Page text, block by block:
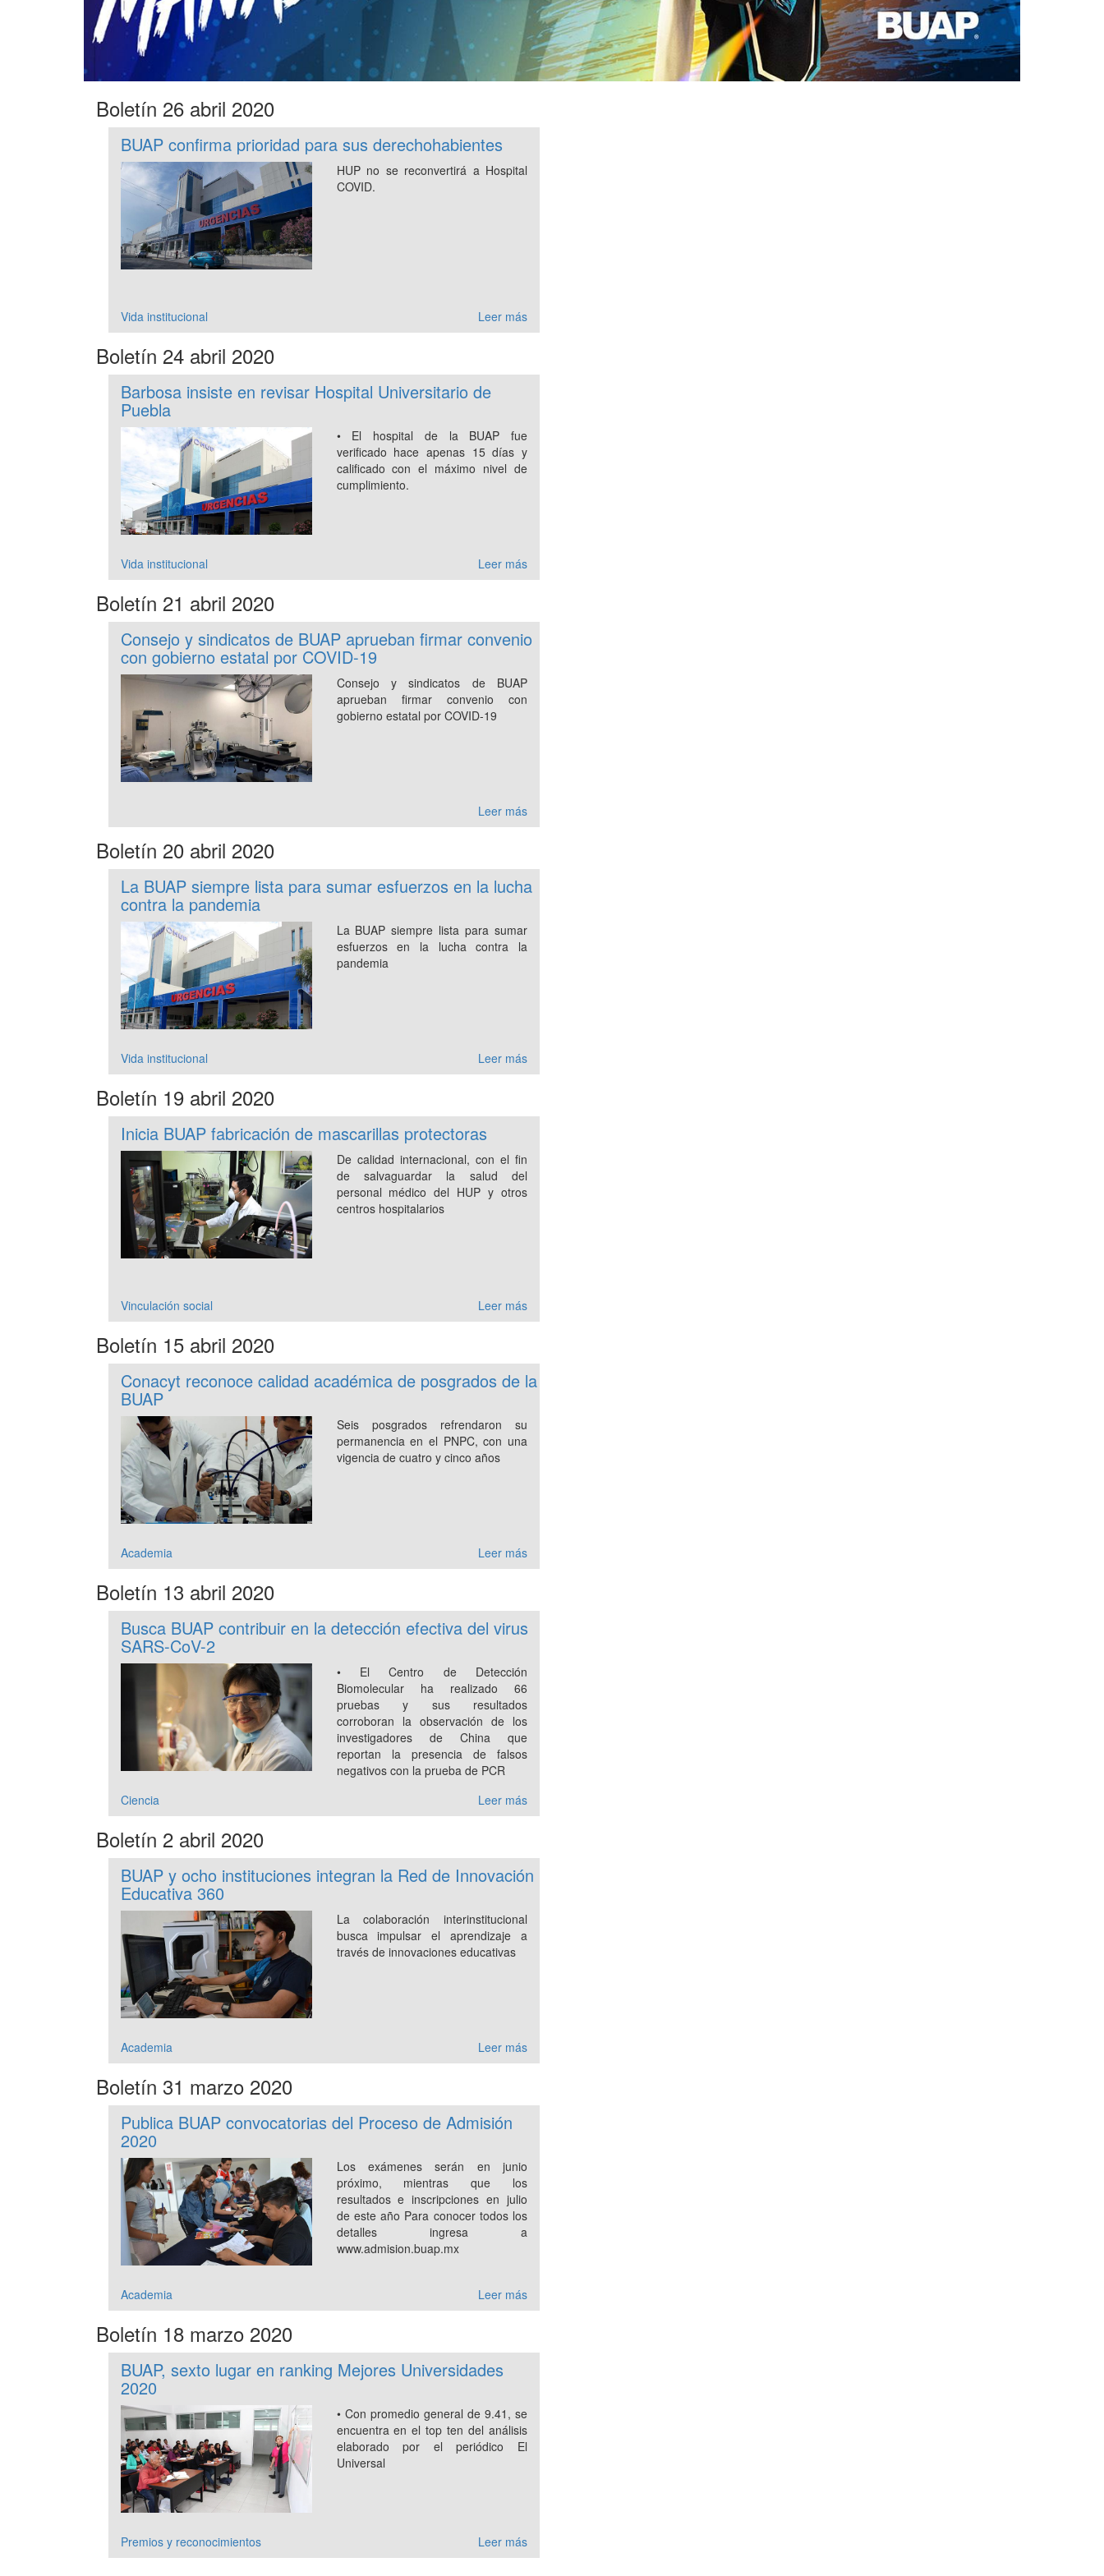
Boletín 26 abril 2020
BUAP confirma prioridad para sus derechohabientes
HUP no se reconvertirá a Hospital
COVID.
Vida institucional Leer más
Boletín 24 abril 2020
Barbosa insiste en revisar Hospital Universitario de
Puebla
• El hospital de la BUAP fue
verificado hace apenas 15 días y
calificado con el máximo nivel de
cumplimiento.
Vida institucional Leer más
Boletín 21 abril 2020
Consejo y sindicatos de BUAP aprueban firmar convenio
con gobierno estatal por COVID-19
Consejo y sindicatos de BUAP
aprueban firmar convenio con
gobierno estatal por COVID-19
Leer más
Boletín 20 abril 2020
La BUAP siempre lista para sumar esfuerzos en la lucha
contra la pandemia
La BUAP siempre lista para sumar
esfuerzos en la lucha contra la
pandemia
Vida institucional Leer más
Boletín 19 abril 2020
Inicia BUAP fabricación de mascarillas protectoras
De calidad internacional, con el fin
de salvaguardar la salud del
personal médico del HUP y otros
centros hospitalarios
Vinculación social Leer más
Boletín 15 abril 2020
Conacyt reconoce calidad académica de posgrados de la
BUAP
Seis posgrados refrendaron su
permanencia en el PNPC, con una
vigencia de cuatro y cinco años
Academia Leer más
Boletín 13 abril 2020
Busca BUAP contribuir en la detección efectiva del virus
SARS-CoV-2
• El Centro de Detección
Biomolecular ha realizado 66
pruebas y sus resultados
corroboran la observación de los
investigadores de China que
reportan la presencia de falsos
negativos con la prueba de PCR
Ciencia
Leer más
Boletín 2 abril 2020
BUAP y ocho instituciones integran la Red de Innovación
Educativa 360
La colaboración interinstitucional
busca impulsar el aprendizaje a
través de innovaciones educativas
Academia Leer más
Boletín 31 marzo 2020
Publica BUAP convocatorias del Proceso de Admisión
2020
Los exámenes serán en junio
próximo, mientras que los
resultados e inscripciones en julio
de este año Para conocer todos los
detalles ingresa a
www.admision.buap.mx
Academia Leer más
Boletín 18 marzo 2020
BUAP, sexto lugar en ranking Mejores Universidades
2020
• Con promedio general de 9.41, se
encuentra en el top ten del análisis
elaborado por el periódico El
Universal
Premios y reconocimientos Leer más